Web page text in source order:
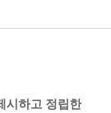
시하고 정립한